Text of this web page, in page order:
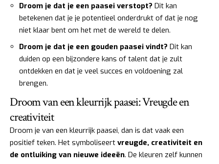
Droom je dat je een paasei verstopt? Dit kan
betekenen dat je je potentieel onderdrukt of dat je nog
niet klaar bent om het met de wereld te delen.
Droom je dat je een gouden paasei vindt? Dit kan
duiden op een bijzondere kans of talent dat je zult
ontdekken en dat je veel succes en voldoening zal
brengen.
Droom van een kleurrijk paasei: Vreugde en
creativiteit
Droom je van een kleurrijk paasei, dan is dat vaak een
positief teken. Het symboliseert vreugde, creativiteit en
de ontluiking van nieuwe ideeën. De kleuren zelf kunnen